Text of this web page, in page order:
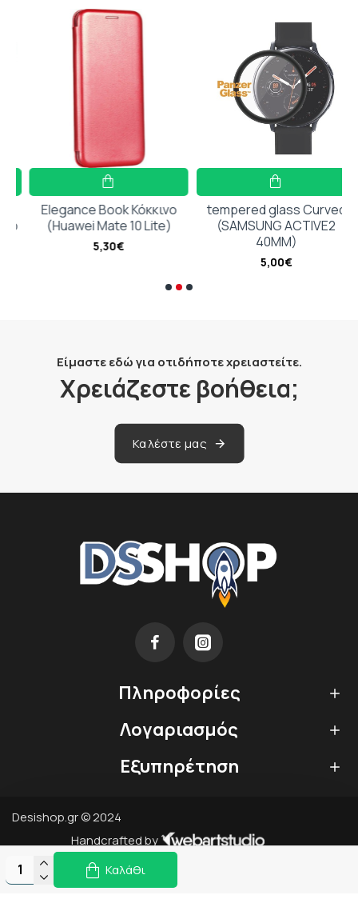
Καλάθι
Elegance Book Κόκκινο
(Huawei Mate 10 Lite)
5,30€
tempered glass Curved
(SAMSUNG ACTIVE2
40MM)
5,00€
Είμαστε εδώ για οτιδήποτε χρειαστείτε.
Χρειάζεστε βοήθεια;
Καλέστε μας
Πληροφορίες
Λογαριασμός
Εξυπηρέτηση
Desishop.gr © 2024
Handcrafted by